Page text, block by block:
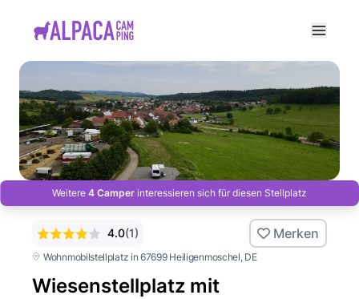
Weitere 4 Camper interessieren sich für diesen Stellplatz
Wohnmobilstellplatz in 67699 Heiligenmoschel, DE
Wiesenstellplatz mit
4.0(1) Merken